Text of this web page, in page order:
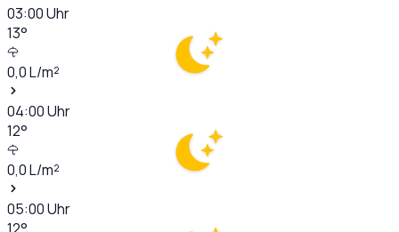
03:00Uhr
13°
0,0L/m²
04:00Uhr
12°
0,0L/m²
05:00Uhr